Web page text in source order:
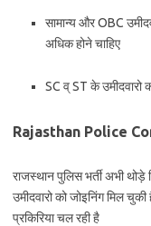
सामान्य और OBC
अधिक होने चाहिए
SC व् ST के उमीदवारो
Rajasthan Police
राजस्थान पुलिस भर्ती अभी
उमीदवारो को जोइनिंग मिल
प्रकिरिया चल रही है